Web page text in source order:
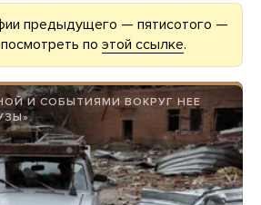
предыдущего — пятисотого —
по этой ссылке.
И СОБЫТИЯМИ ВОКРУГ НЕЕ